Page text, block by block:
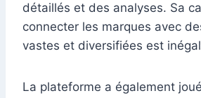
détaillés et des analyses. Sa
connecter les marques avec
vastes et diversifiées est
La plateforme a également